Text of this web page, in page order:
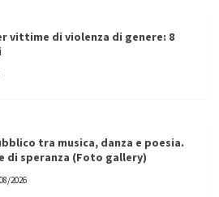
vittime di violenza di genere: 8
tra musica, danza e poesia.
di speranza (Foto gallery)
2026